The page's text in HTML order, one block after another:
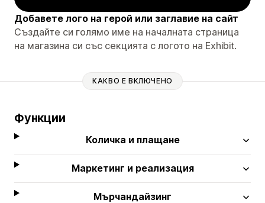
Добавете лого на герой или заглавие на сайт
Създайте си голямо име на началната страница
на магазина си със секцията с логото на Exhibit.
КАКВО Е ВКЛЮЧЕНО
Функции
Количка и плащане
Маркетинг и реализация
Мърчандайзинг